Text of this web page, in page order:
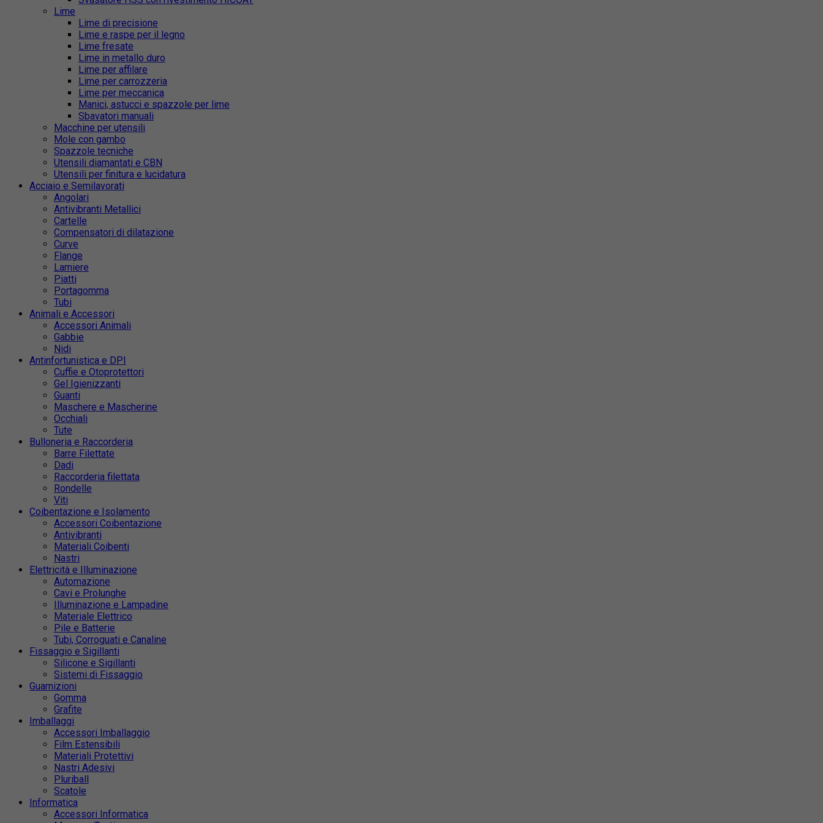
Lime
Lime di precisione
Lime e raspe per il legno
Lime fresate
Lime in metallo duro
Lime per affilare
Lime per carrozzeria
Lime per meccanica
Manici, astucci e spazzole per lime
Sbavatori manuali
Macchine per utensili
Mole con gambo
Spazzole tecniche
Utensili diamantati e CBN
Utensili per finitura e lucidatura
Acciaio e Semilavorati
Angolari
Antivibranti Metallici
Cartelle
Compensatori di dilatazione
Curve
Flange
Lamiere
Piatti
Portagomma
Tubi
Animali e Accessori
Accessori Animali
Gabbie
Nidi
Antinfortunistica e DPI
Cuffie e Otoprotettori
Gel Igienizzanti
Guanti
Maschere e Mascherine
Occhiali
Tute
Bulloneria e Raccorderia
Barre Filettate
Dadi
Raccorderia filettata
Rondelle
Viti
Coibentazione e Isolamento
Accessori Coibentazione
Antivibranti
Materiali Coibenti
Nastri
Elettricità e Illuminazione
Automazione
Cavi e Prolunghe
Illuminazione e Lampadine
Materiale Elettrico
Pile e Batterie
Tubi, Corroguati e Canaline
Fissaggio e Sigillanti
Silicone e Sigillanti
Sistemi di Fissaggio
Guarnizioni
Gomma
Grafite
Imballaggi
Accessori Imballaggio
Film Estensibili
Materiali Protettivi
Nastri Adesivi
Pluriball
Scatole
Informatica
Accessori Informatica